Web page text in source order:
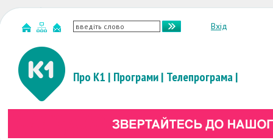
Вхід
Про К1 | Програми| Телепрограма|